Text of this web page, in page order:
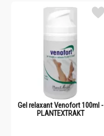
Gel relaxant Venofort 100ml -
PLANTEXTRAKT